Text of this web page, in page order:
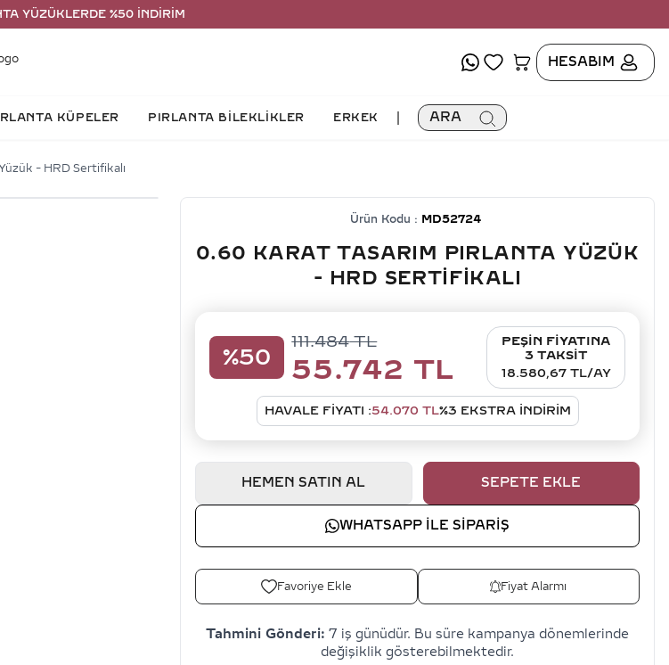
YÜZÜKLERDE %50 İNDİRİM
HESABIM
KÜPELER PIRLANTA BİLEKLİKLER ERKEK ARA
- HRD Sertifikalı
Ürün Kodu : MD52724
0.60 KARAT TASARIM PIRLANTA YÜZÜK
- HRD SERTIFIKALI
%50
111.484TL
55.742 TL
PEŞİN FİYATINA
3 TAKSİT
18.580,67 TL/AY
HAVALE FIYATI :54.070 TL%3 EKSTRA İNDİRİM
HEMEN SATIN AL SEPETE EKLE
WHATSAPP ILE SIPARIŞ
Favoriye Ekle Fiyat Alarmı
Tahmini Gönderi: 7 iş günüdür. Bu süre kampanya dönemlerinde
değişiklik gösterebilmektedir.